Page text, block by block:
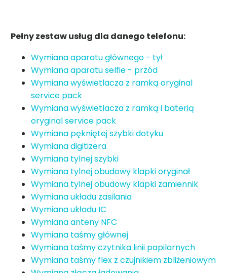
Pełny zestaw usług dla danego telefonu:
Wymiana aparatu głównego - tył
Wymiana aparatu selfie - przód
Wymiana wyświetlacza z ramką oryginal
service pack
Wymiana wyświetlacza z ramką i baterią
oryginal service pack
Wymiana pękniętej szybki dotyku
Wymiana digitizera
Wymiana tylnej szybki
Wymiana tylnej obudowy klapki oryginał
Wymiana tylnej obudowy klapki zamiennik
Wymiana układu zasilania
Wymiana układu IC
Wymiana anteny NFC
Wymiana taśmy głównej
Wymiana taśmy czytnika linii papilarnych
Wymiana taśmy flex z czujnikiem zbliżeniowym